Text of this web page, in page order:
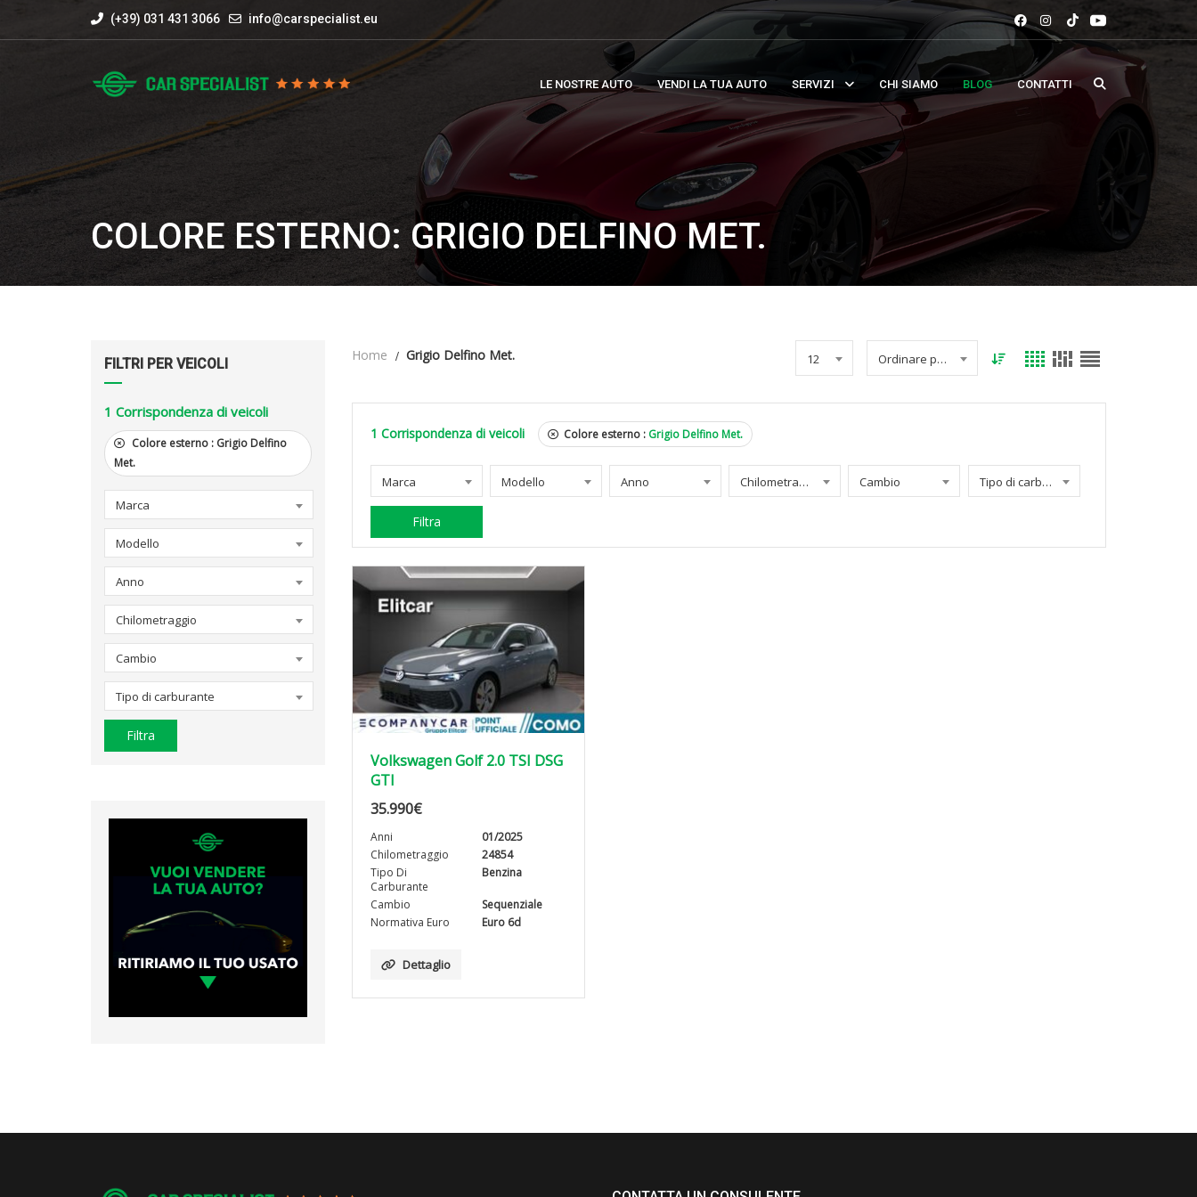
(+39) 031 431 3066 info@carspecialist.eu
LE NOSTRE AUTO VENDI LA TUA AUTO SERVIZI CHI SIAMO BLOG CONTATTI
COLORE ESTERNO: GRIGIO DELFINO MET.
FILTRI PER VEICOLI
1 Corrispondenza di veicoli
Colore esterno : Grigio Delfino
Met.
Marca
Modello
Anno
Chilometraggio
Cambio
Tipo di carburante
Filtra
Home Grigio Delfino Met. 12 Ordinare per data
1 Corrispondenza di veicoli Colore esterno : Grigio Delfino Met.
Marca Modello Anno Chilometraggio Cambio Tipo di carburante
Filtra
Volkswagen Golf 2.0 TSI DSG
GTI
35.990€
Anni
01/2025
Chilometraggio
24854
Tipo Di
Carburante
Benzina
Cambio
Sequenziale
Normativa Euro
Euro 6d
Dettaglio